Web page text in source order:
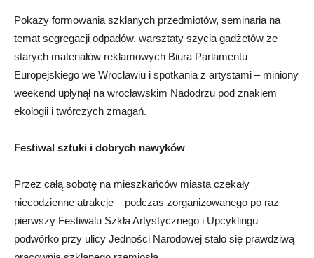
Pokazy formowania szklanych przedmiotów, seminaria na
temat segregacji odpadów, warsztaty szycia gadżetów ze
starych materiałów reklamowych Biura Parlamentu
Europejskiego we Wrocławiu i spotkania z artystami – miniony
weekend upłynął na wrocławskim Nadodrzu pod znakiem
ekologii i twórczych zmagań.
Festiwal sztuki i dobrych nawyków
Przez całą sobotę na mieszkańców miasta czekały
niecodzienne atrakcje – podczas zorganizowanego po raz
pierwszy Festiwalu Szkła Artystycznego i Upcyklingu
podwórko przy ulicy Jedności Narodowej stało się prawdziwą